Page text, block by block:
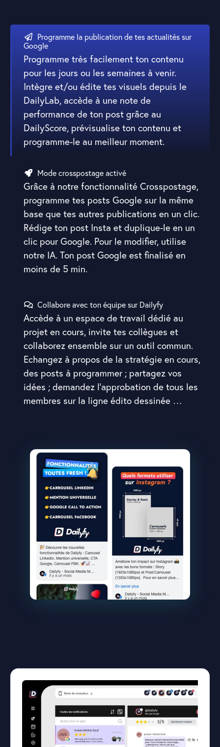
Programme la publication de tes actualités sur
Google
Programme très facilement ton contenu
pour les jours ou les semaines à venir.
Intègre et/ou édite tes visuels depuis le
DailyLab, accède à une note de
performance de ton post grâce au
DailyScore, prévisualise ton contenu et
programme-le au meilleur moment.
Mode crosspostage activé
Grâce à notre fonctionnalité Crosspostage,
programme tes posts Google sur la même
base que tes autres publications en un clic.
Rédige ton post Insta et duplique-le en un
clic pour Google. Pour le modifier, utilise
notre IA. Ton post Google est finalisé en
moins de 5 min.
Collabore avec ton équipe sur Dailyfy
Accède à un espace de travail dédié au
projet en cours, invite tes collègues et
collaborez ensemble sur un outil commun.
Echangez à propos de la stratégie en cours,
des posts à programmer ; partagez vos
idées ; demandez l'approbation de tous les
membres sur la ligne édito dessinée …